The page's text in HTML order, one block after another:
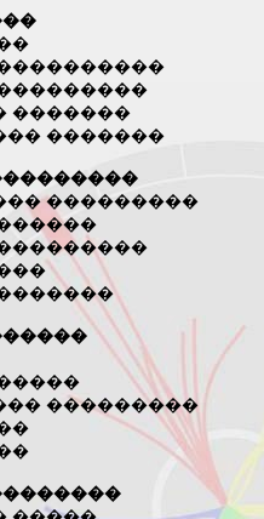
�������
�������
���������
���������